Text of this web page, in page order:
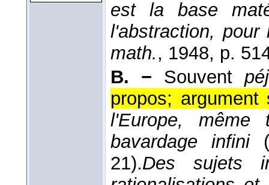
est la base
l'abstraction, pour
math., 1948, p.
B. −
Souvent
propos;
l'Europe, même
bavardage infini
21).Des sujets